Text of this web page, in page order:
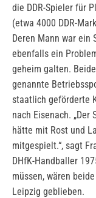
die DDR-Spieler für
(etwa 4000 DDR-
Deren Mann war ein
ebenfalls ein
geheim galten.
genannte
staatlich geförderte
nach Eisenach.
hätte mit Rost und
mitgespielt.“, sagt
DHfK-Handballer
müssen, wären
Leipzig geblieben.